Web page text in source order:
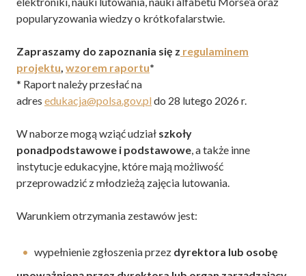
popularyzowania wiedzy o krótkofalarstwie.
Zapraszamy do zapoznania się z regulaminem
projektu, wzorem raportu*
* Raport należy przesłać na
adres edukacja@polsa.gov.pl do 28 lutego 2026 r.
W naborze mogą wziąć udział szkoły
ponadpodstawowe i podstawowe, a także inne
instytucje edukacyjne, które mają możliwość
przeprowadzić z młodzieżą zajęcia lutowania.
Warunkiem otrzymania zestawów jest:
wypełnienie zgłoszenia przez dyrektora lub osobę